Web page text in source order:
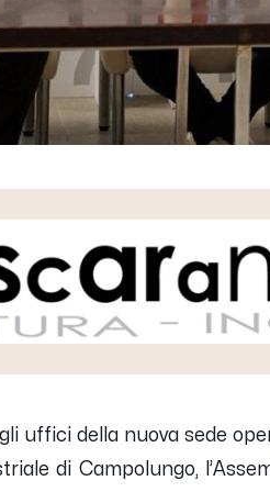
uffici della nuova sede
di Campolungo,